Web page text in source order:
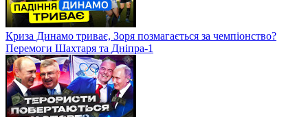
Криза Динамо триває, Зоря позмагається за чемпіонство?
Перемоги Шахтаря та Дніпра-1